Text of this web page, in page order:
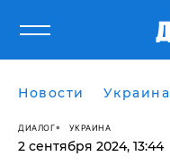
Новости Украина
ДИАЛОГ УКРАИНА
2 сентября 2024, 13:44